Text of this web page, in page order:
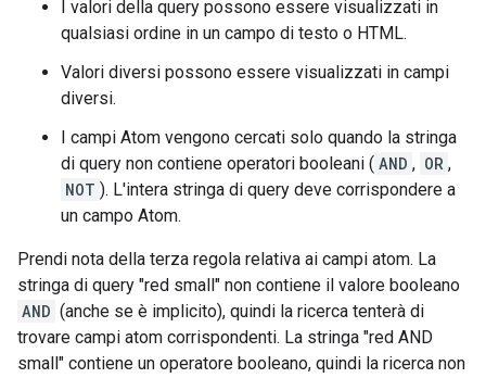
I valori della query possono essere visualizzati in
qualsiasi ordine in un campo di testo o HTML.
Valori diversi possono essere visualizzati in campi
diversi.
I campi Atom vengono cercati solo quando la stringa
di query non contiene operatori booleani ( AND , OR ,
NOT ). L'intera stringa di query deve corrispondere a
un campo Atom.
Prendi nota della terza regola relativa ai campi atom. La
stringa di query "red small" non contiene il valore booleano
AND (anche se è implicito), quindi la ricerca tenterà di
trovare campi atom corrispondenti. La stringa "red AND
small" contiene un operatore booleano, quindi la ricerca non